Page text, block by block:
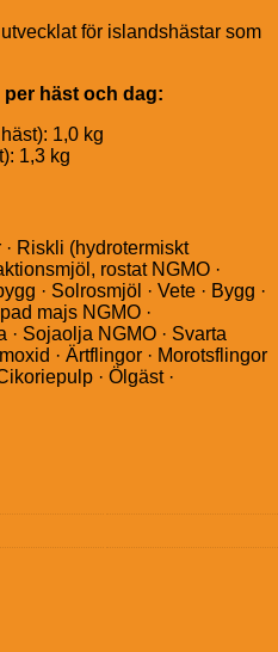
för islandshästar som
häst och dag:
1,0 kg
1,3 kg
· Riskli (hydrotermiskt
rostat NGMO ·
· Solrosmjöl · Vete · Bygg ·
majs NGMO ·
· Sojaolja NGMO · Svarta
· Ärtflingor · Morotsflingor
· Ölgäst ·